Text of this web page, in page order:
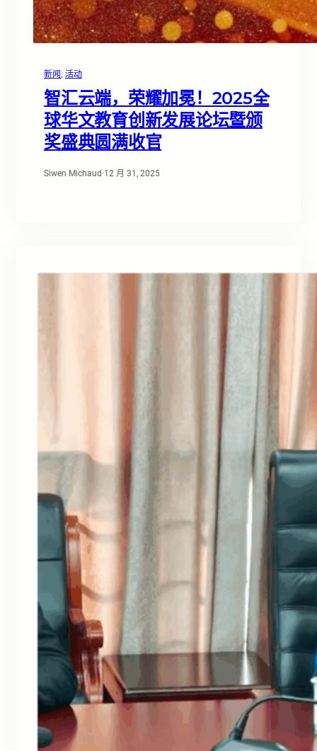
新闻, 活动
智汇云端，荣耀加冕！2025全
球华文教育创新发展论坛暨颁
奖盛典圆满收官
Siwen Michaud ·12 月 31, 2025